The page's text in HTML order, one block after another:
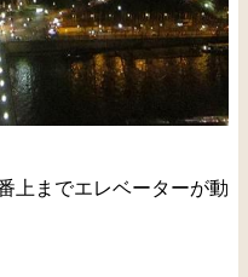
上までエレベーターが動